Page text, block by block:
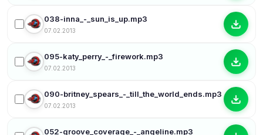
038-inna_-_sun_is_up.mp3
07.02.2013
095-katy_perry_-_firework.mp3
07.02.2013
090-britney_spears_-_till_the_world_ends.mp3
07.02.2013
052-groove_coverage_-_angeline.mp3